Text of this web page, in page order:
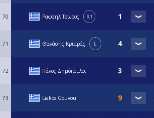
70 Ραφαηλ Τσωρος R1
71 Θανάσης Κριαράς L
72 Πάνος Δημόπουλος
73 Liakos Gouvou